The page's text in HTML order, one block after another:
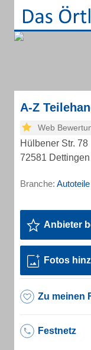
A-Z
Web
Hülbener Str. 78
72581
Branche:
Anbieter
Fotos
Zu meinen
Festnetz